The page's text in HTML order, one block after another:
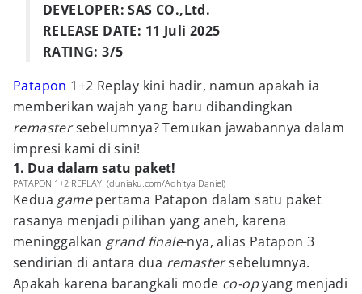
DEVELOPER: SAS CO.,Ltd.
RELEASE DATE: 11 Juli 2025
RATING: 3/5
Patapon 1+2 Replay kini hadir, namun apakah ia
memberikan wajah yang baru dibandingkan
remastersebelumnya? Temukan jawabannya dalam
impresi kami di sini!
1. Dua dalam satu paket!
PATAPON 1+2 REPLAY. (duniaku.com/Adhitya Daniel)
Kedua gamepertama Patapon dalam satu paket
rasanya menjadi pilihan yang aneh, karena
meninggalkan grand finale-nya, alias Patapon 3
sendirian di antara dua remastersebelumnya.
Apakah karena barangkali mode co-opyang menjadi